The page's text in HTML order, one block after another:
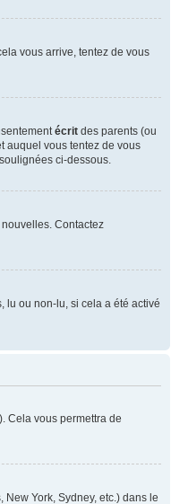
vous arrive, tentez de vous
écrit des parents (ou
auquel vous tentez de vous
ci-dessous.
Contactez
lu ou non-lu, si cela a été activé
Cela vous permettra de
York, Sydney, etc.) dans le